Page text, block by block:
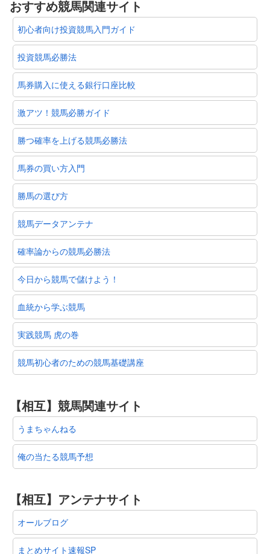
おすすめ競馬関連サイト
初心者向け投資競馬入門ガイド
投資競馬必勝法
馬券購入に使える銀行口座比較
激アツ！競馬必勝ガイド
勝つ確率を上げる競馬必勝法
馬券の買い方入門
勝馬の選び方
競馬データアンテナ
確率論からの競馬必勝法
今日から競馬で儲けよう！
血統から学ぶ競馬
実践競馬 虎の巻
競馬初心者のための競馬基礎講座
【相互】競馬関連サイト
うまちゃんねる
俺の当たる競馬予想
【相互】アンテナサイト
オールブログ
まとめサイト速報SP